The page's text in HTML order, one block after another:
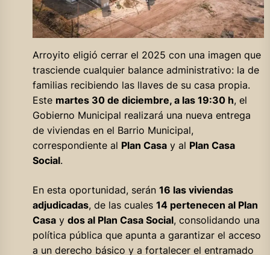
Arroyito eligió cerrar el 2025 con una imagen que
trasciende cualquier balance administrativo: la de
familias recibiendo las llaves de su casa propia.
Este martes 30 de diciembre, a las 19:30 h, el
Gobierno Municipal realizará una nueva entrega
de viviendas en el Barrio Municipal,
correspondiente al Plan Casay al Plan Casa
Social.
En esta oportunidad, serán 16 las viviendas
adjudicadas, de las cuales 14 pertenecen al Plan
Casay dos al Plan Casa Social, consolidando una
política pública que apunta a garantizar el acceso
a un derecho básico y a fortalecer el entramado